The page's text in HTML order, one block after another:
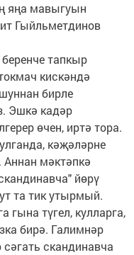
яңа мавыгуын
Гыйльметдинов
тапкыр
кискәндә
бирле
Эшкә кадәр
өчен, иртә тора.
кәҗәләрне
мәктәпкә
йөрү
та тик утырмый.
гына түгел, кулларга,
бирә. Галимнәр
скандинавча